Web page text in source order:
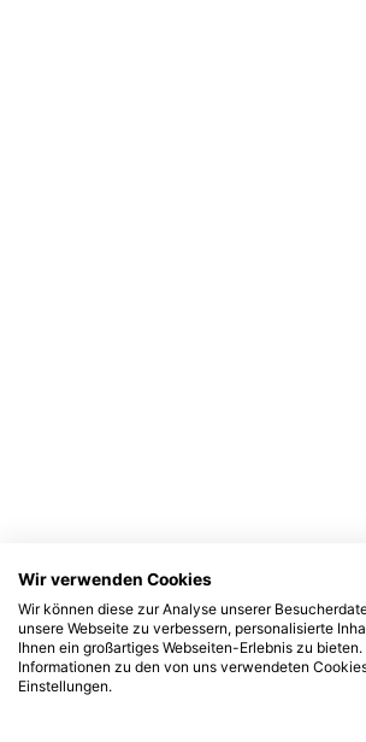
Wir verwenden Cookies
Wir können diese zur Analyse unserer
unsere Webseite zu verbessern, personalisierte
Ihnen ein großartiges Webseiten-Erlebnis zu
Informationen zu den von uns verwendeten
Einstellungen.